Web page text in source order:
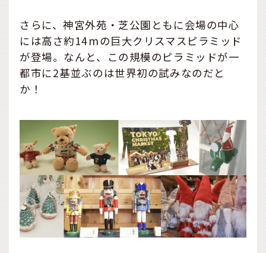
さらに、神宮外苑・芝公園ともに会場の中心
には高さ約14mの巨大クリスマスピラミッド
が登場。なんと、この規模のピラミッドが一
都市に2基並ぶのは世界初の試みなのだと
か！